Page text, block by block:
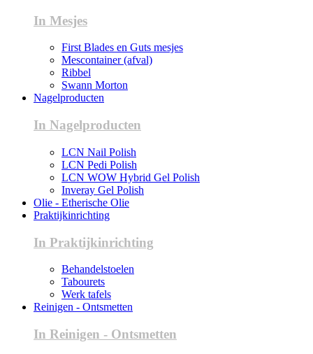
In Mesjes
First Blades en Guts mesjes
Mescontainer (afval)
Ribbel
Swann Morton
Nagelproducten
In Nagelproducten
LCN Nail Polish
LCN Pedi Polish
LCN WOW Hybrid Gel Polish
Inveray Gel Polish
Olie - Etherische Olie
Praktijkinrichting
In Praktijkinrichting
Behandelstoelen
Tabourets
Werk tafels
Reinigen - Ontsmetten
In Reinigen - Ontsmetten